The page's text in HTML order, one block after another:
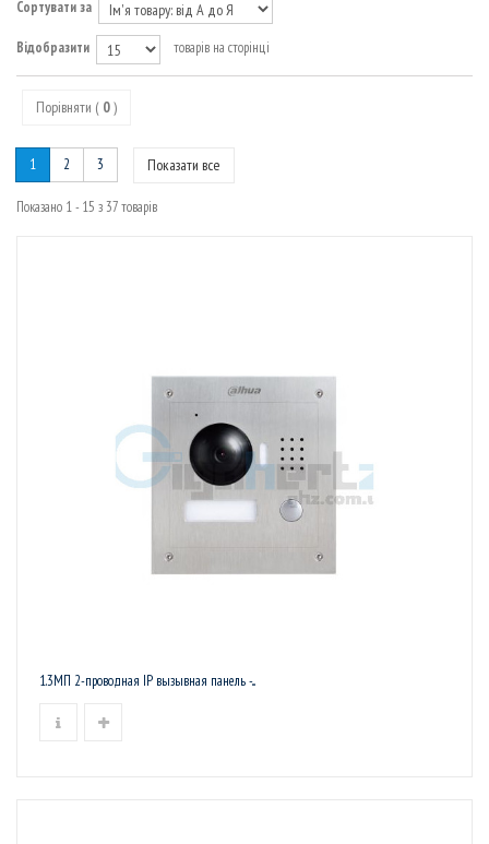
Сортувати за
Відобразити товарів на сторінці
Порівняти ( 0)
Показати все
1 2 3
Показано 1 - 15 з 37 товарів
1.3МП 2-проводная IP вызывная панель -...